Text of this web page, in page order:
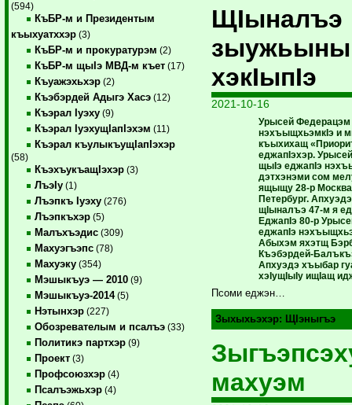
(594)
КъБР-м и Президентым
къыхуатххэр (3)
КъБР-м и прокуратурэм (2)
КъБР-м щыIэ МВД-м къет (17)
Къуажэхьхэр (2)
Къэбэрдей Адыгэ Хасэ (12)
Къэрал Iуэху (9)
Къэрал IуэхущIапIэхэм (11)
Къэрал къулыкъущIапIэхэр
(58)
КъэхъукъащIэхэр (3)
ЛъэIу (1)
Лъэпкъ Iуэху (276)
Лъэпкъхэр (5)
Малъхъэдис (309)
Махуэгъэпс (78)
Махуэку (354)
Мэшыкъуэ — 2010 (9)
Мэшыкъуэ-2014(5)
Нэтынхэр (227)
Обозревателым и псалъэ (33)
Политикэ партхэр (9)
Проект (3)
Профсоюзхэр (4)
Псалъэжьхэр (4)
ЩIыналъэ
хэкIыпIэ
2021-10-16
Урысей
нэхъыщхьэмкIэ и
къыхихащ
еджапIэхэр.
щыIэ еджапIэ
дэтхэнэми сом
ящыщу 28-р
Петербург.
щIыналъэ 47-м я
ЕджапIэ 80-р
еджапIэ
Абыхэм яхэтщ
Къэбэрдей-
Апхуэдэ хъыбар
хэIущIыIу ищIащ
Псоми еджэн…
Зыхыхьэхэр: ЩIэныгъэ
махуэм